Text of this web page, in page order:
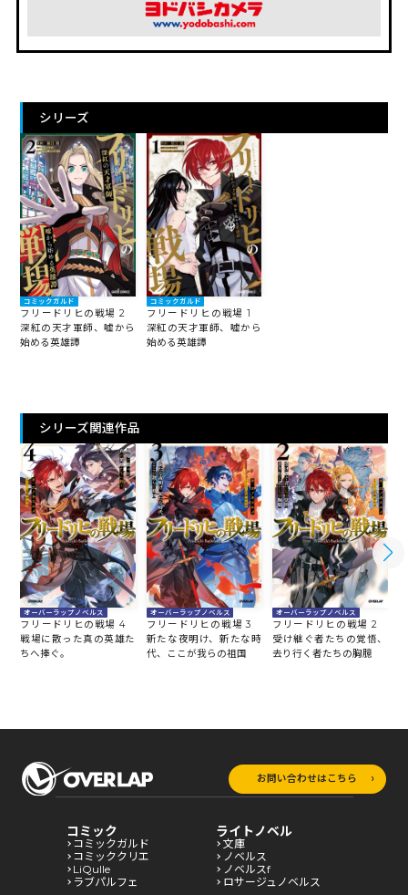
シリーズ
コミックガルド
フリードリヒの戦場 2
深紅の天才軍師、嘘から
始める英雄譚
コミックガルド
フリードリヒの戦場 1
深紅の天才軍師、嘘から
始める英雄譚
シリーズ関連作品
オーバーラップノベルス
フリードリヒの戦場 4
戦場に散った真の英雄た
ちへ捧ぐ。
オーバーラップノベルス
フリードリヒの戦場 3
新たな夜明け、新たな時
代、ここが我らの祖国
オーバーラップノベルス
フリードリヒの戦場 2
受け継ぐ者たちの覚悟、
去り行く者たちの胸臆
お問い合わせはこちら
コミック
コミックガルド
コミッククリエ
LiQulle
ラブパルフェ
ライトノベル
文庫
ノベルス
ノベルスf
ロサージュノベルス